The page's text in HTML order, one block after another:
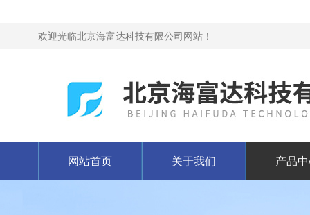
欢迎光临北京海富达科技有限公司网站！
网站首页 关于我们 产品